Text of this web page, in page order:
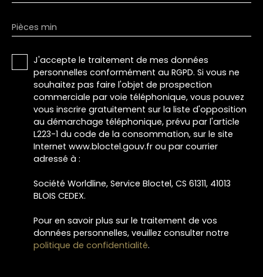
Pièces min
J'accepte le traitement de mes données
personnelles conformément au RGPD. Si vous ne
souhaitez pas faire l'objet de prospection
commerciale par voie téléphonique, vous pouvez
vous inscrire gratuitement sur la liste d'opposition
au démarchage téléphonique, prévu par l'article
L223-1 du code de la consommation, sur le site
Internet www.bloctel.gouv.fr ou par courrier
adressé à :
Société Worldline, Service Bloctel, CS 61311, 41013
BLOIS CEDEX.
Pour en savoir plus sur le traitement de vos
données personnelles, veuillez consulter notre
politique de confidentialité.